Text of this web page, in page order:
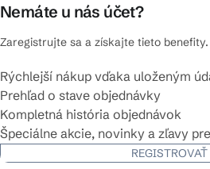
Nemáte u nás účet?
Zaregistrujte sa a získajte tieto benefity.
Rýchlejší nákup vďaka uloženým
Prehľad o stave objednávky
Kompletná história objednávok
Špeciálne akcie, novinky a zľavy